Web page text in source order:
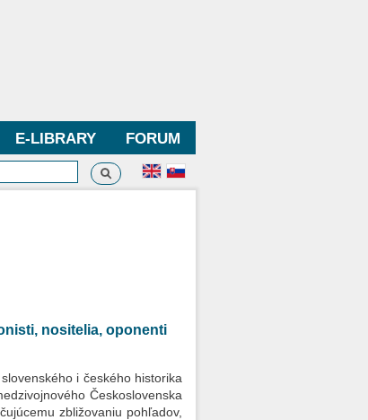
FORUM
E-LIBRARY
Search
nositelia, oponenti
i českého historika
Československa
zbližovaniu pohľadov,